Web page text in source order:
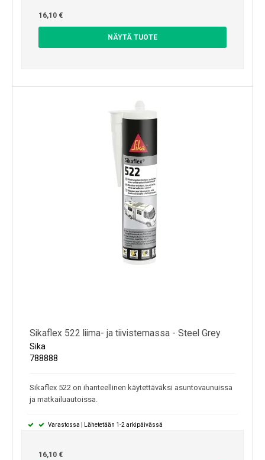
16,10 €
NÄYTÄ TUOTE
Sikaflex 522 liima- ja tiivistemassa - Steel Grey
Sika
788888
Sikaflex 522 on ihanteellinen käytettäväksi asuntovaunuissa
ja matkailuautoissa.
Varastossa | Lähetetään 1-2 arkipäivässä
16,10 €